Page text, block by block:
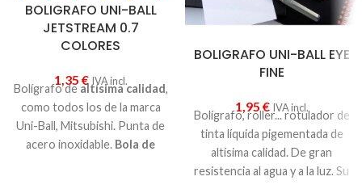
BOLIGRAFO UNI-BALL
JETSTREAM 0.7
COLORES
1,35 € IVA incl.
Bolígrafo dealtísima calidad,
como todos los de la marca
Uni-Ball, Mitsubishi. Punta de
acero inoxidable. Bola de
BOLIGRAFO UNI-BALL EYE
FINE
1,95 € IVA incl.
Bolígrafo, roller... rotulador de
tinta líquida pigementada de
altísima calidad. De gran
resistencia al agua y a la luz. Su